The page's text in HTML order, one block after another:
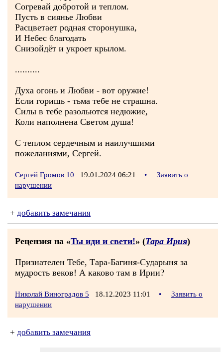
Согревай добротой и теплом.
Пусть в сиянье Любви
Расцветает родная сторонушка,
И Небес благодать
Снизойдёт и укроет крылом.
..........
Духа огонь и Любви - вот оружие!
Если горишь - тьма тебе не страшна.
Силы в тебе разольются недюжие,
Коли наполнена Светом душа!
С теплом сердечным и наилучшими
пожеланиями, Сергей.
Сергей Громов 10 19.01.2024 06:21 •
Заявить о
нарушении
+ добавить замечания
Рецензия на «Ты иди и свети!» (Тара Ирия)
Признателен Тебе, Тара-Багиня-Сударыня за
мудрость веков! А каково там в Ирии?
Николай Виноградов 5 18.12.2023 11:01 •
Заявить о
нарушении
+ добавить замечания